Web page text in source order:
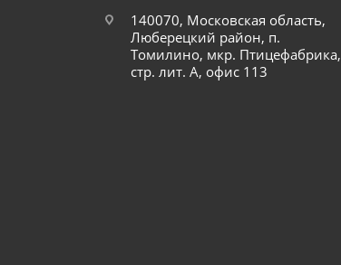
140070, Московская область,
Люберецкий район, п.
Томилино, мкр. Птицефабрика,
стр. лит. А, офис 113